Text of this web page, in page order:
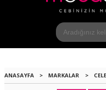
ANASAYFA > MARKALAR >